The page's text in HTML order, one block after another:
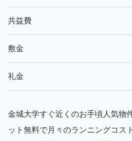
共益費
敷金
礼金
金城大学すぐ近くのお手頃人気物
ット無料で月々のランニングコス